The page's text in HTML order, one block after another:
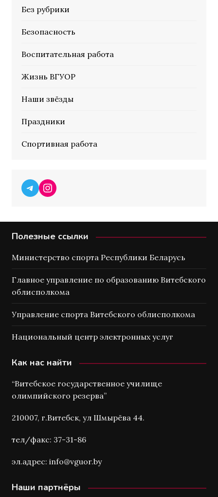
Без рубрики
Безопасность
Воспитательная работа
Жизнь ВГУОР
Наши звёзды
Праздники
Спортивная работа
Telegram
Instagram
Полезные ссылки
Министерство спорта Республики Беларусь
Главное управление по образованию Витебского
облисполкома
Управление спорта Витебского облисполкома
Национальный центр электронных услуг
Как нас найти
“Витебское государственное училище
олимпийского резерва”
210007, г.Витебск, ул Шмырёва 44.
тел/факс: 37-31-86
эл.адрес: info@vguor.by
Наши партнёры